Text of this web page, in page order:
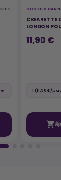
COOKIES
CIGARETTE
LONDON
11,90 €
